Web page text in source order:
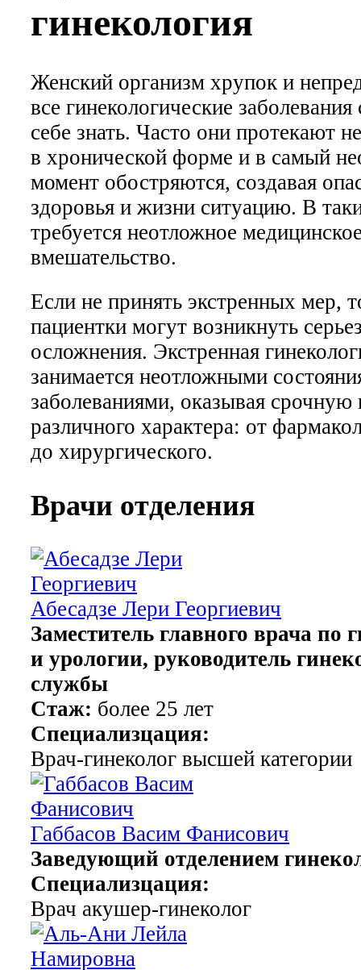
гинекология
Женский организм хрупок и
все гинекологические
себе знать. Часто они протекают
в хронической форме и в самый
момент обостряются, создавая
здоровья и жизни ситуацию. В
требуется неотложное
вмешательство.
Если не принять экстренных мер,
пациентки могут возникнуть
осложнения. Экстренная
занимается неотложными
заболеваниями, оказывая
различного характера: от
до хирургического.
Врачи отделения
Абесадзе Лери Георгиевич
Заместитель главного врача по
и урологии, руководитель
службы
Стаж: более 25 лет
Специализцация:
Врач-гинеколог высшей категории
Габбасов Васим Фанисович
Заведующий отделением
Специализцация:
Врач акушер-гинеколог